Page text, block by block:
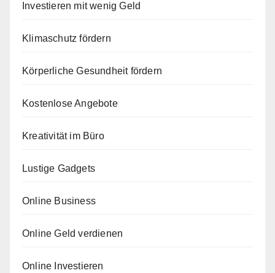
Investieren mit wenig Geld
Klimaschutz fördern
Körperliche Gesundheit fördern
Kostenlose Angebote
Kreativität im Büro
Lustige Gadgets
Online Business
Online Geld verdienen
Online Investieren